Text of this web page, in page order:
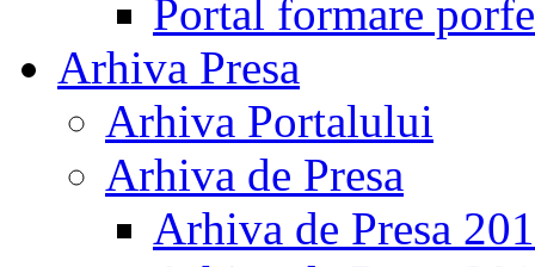
Portal formare
Arhiva Presa
Arhiva Portalului
Arhiva de Presa
Arhiva de Presa